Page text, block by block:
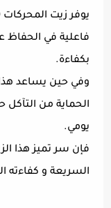
فاعلية في الحفاظ
بكفاءة.
وفي حين يساعد
الحماية من
يومي.
فإن سر تميز هذا
السريعة و كفاءته